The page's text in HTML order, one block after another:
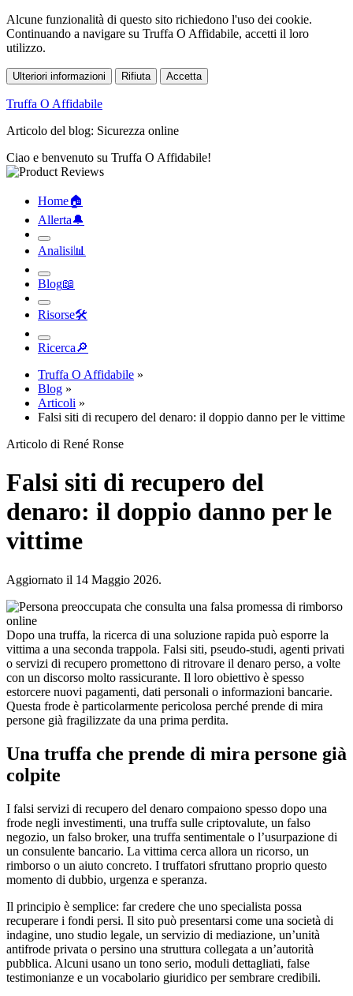
Alcune funzionalità di questo sito richiedono l'uso dei cookie.
Continuando a navigare su Truffa O Affidabile, accetti il loro
utilizzo.
Ulteriori informazioni Rifiuta Accetta
Truffa O Affidabile
Articolo del blog: Sicurezza online
Ciao e benvenuto su Truffa O Affidabile!
Home🏠︎
Allerta🔔︎
Analisi📊︎
Blog📖︎
Risorse🛠︎
Ricerca🔎︎
Truffa O Affidabile »
Blog »
Articoli »
Falsi siti di recupero del denaro: il doppio danno per le vittime
Articolo di René Ronse
Falsi siti di recupero del
denaro: il doppio danno per le
vittime
Aggiornato il 14 Maggio 2026.
Dopo una truffa, la ricerca di una soluzione rapida può esporre la
vittima a una seconda trappola. Falsi siti, pseudo-studi, agenti privati
o servizi di recupero promettono di ritrovare il denaro perso, a volte
con un discorso molto rassicurante. Il loro obiettivo è spesso
estorcere nuovi pagamenti, dati personali o informazioni bancarie.
Questa frode è particolarmente pericolosa perché prende di mira
persone già fragilizzate da una prima perdita.
Una truffa che prende di mira persone già
colpite
I falsi servizi di recupero del denaro compaiono spesso dopo una
frode negli investimenti, una truffa sulle criptovalute, un falso
negozio, un falso broker, una truffa sentimentale o l’usurpazione di
un consulente bancario. La vittima cerca allora un ricorso, un
rimborso o un aiuto concreto. I truffatori sfruttano proprio questo
momento di dubbio, urgenza e speranza.
Il principio è semplice: far credere che uno specialista possa
recuperare i fondi persi. Il sito può presentarsi come una società di
indagine, uno studio legale, un servizio di mediazione, un’unità
antifrode privata o persino una struttura collegata a un’autorità
pubblica. Alcuni usano un tono serio, moduli dettagliati, false
testimonianze e un vocabolario giuridico per sembrare credibili.